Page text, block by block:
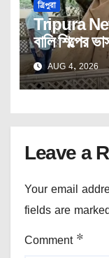
ত্রিপুরা
Tripura
বালি শিল্পের
AUG 4, 2026
Leave a
Your email
fields are
Comment *